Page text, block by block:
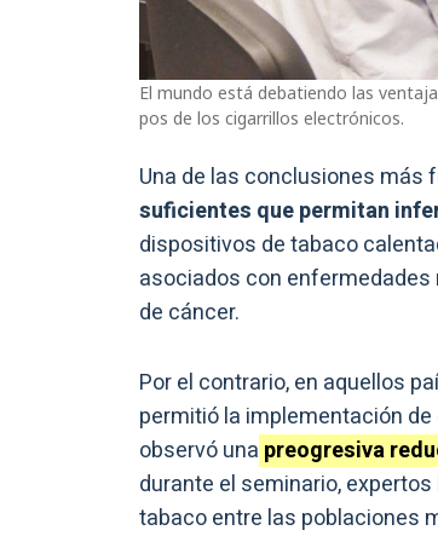
El mundo está debatiendo las
pos de los cigarrillos electrónicos.
Una de las conclusiones más
suficientes que permitan
dispositivos de tabaco
asociados con enfermedades
de cáncer.
Por el contrario, en aquellos
permitió la implementación
observó una preogresiva
durante el seminario,
tabaco entre las poblaciones